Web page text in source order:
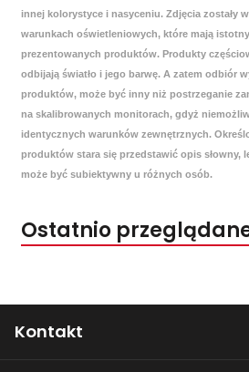
innej kolorystyce i nasyceniu. Zdjęcia zostały
warunkach oświetleniowych, które mają
prezentowanych produktów. Produkty
odbijają światło i jego barwę. A zatem odbiór
produktów, może być inny niż postrzeganie
na skalibrowanych monitorach, gdyż
identycznych warunków zewnętrznych.
produktów stara się przedstawić opis słowny,
może być subiektywny u różnych osób.
Ostatnio
Kontakt